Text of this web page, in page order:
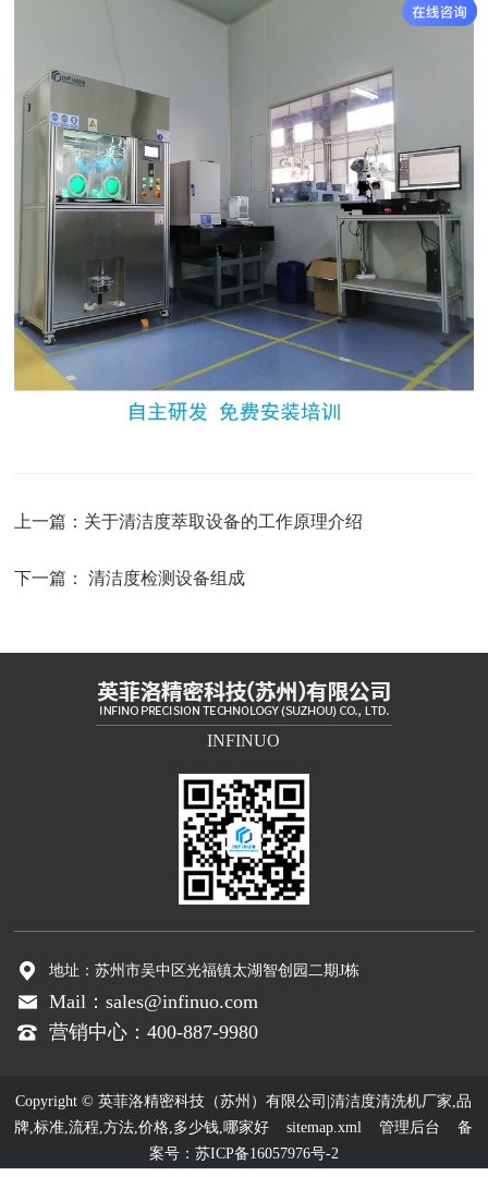
上一篇： 关于清洁度萃取设备的工作原理介绍
下一篇：清洁度检测设备组成
INFINUO
地址：苏州市吴中区光福镇太湖智创园二期J栋
Mail：sales@infinuo.com
营销中心：400-887-9980
Copyright © 英菲洛精密科技（苏州）有限公司|清洁度清洗机厂家,品
牌,标准,流程,方法,价格,多少钱,哪家好sitemap.xml 管理后台 备
案号： 苏ICP备16057976号-2